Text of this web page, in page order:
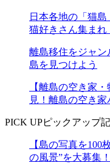
日本各地の「猫
猫好きさん集まれ
離島移住をジャ
島を見つけよう
【離島の空き家
見！離島の空き家
PICK UPピックアップ
【島の写真を100
の風景”を大募集！